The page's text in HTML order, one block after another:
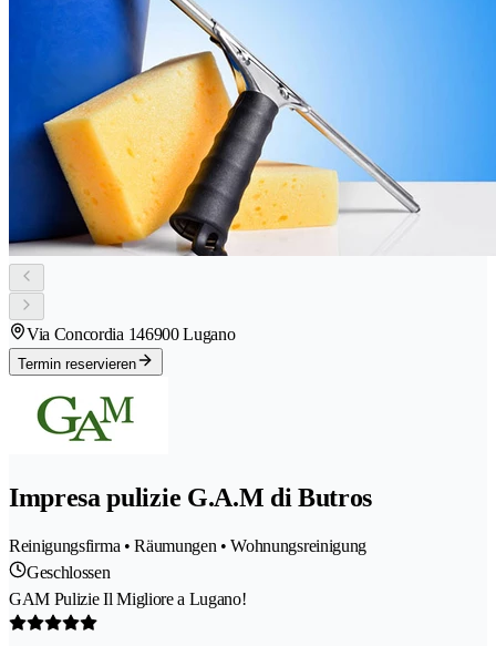
Via Concordia 146900 Lugano
Termin reservieren
Impresa pulizie G.A.M di Butros
Reinigungsfirma • Räumungen • Wohnungsreinigung
Geschlossen
GAM Pulizie Il Migliore a Lugano!